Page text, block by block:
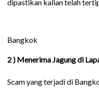
dipastikan kalian telah
Bangkok
2 ) Menerima Jagung di
Scam yang terjadi di